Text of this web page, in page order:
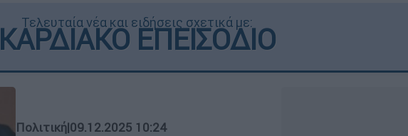
Τελευταία νέα και ειδήσεις σχετικά με:
ΚΑΡΔΙΑΚΟ ΕΠΕΙΣΟΔΙΟ
Πολιτική|09.12.2025 10:24